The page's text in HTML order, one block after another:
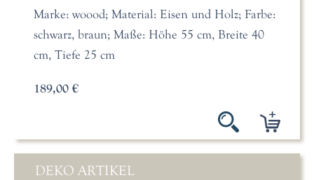
Marke: woood; Material: Eisen und Holz; Farbe:
schwarz, braun; Maße: Höhe 55 cm, Breite 40
cm, Tiefe 25 cm
189,00 €
DEKO ARTIKEL